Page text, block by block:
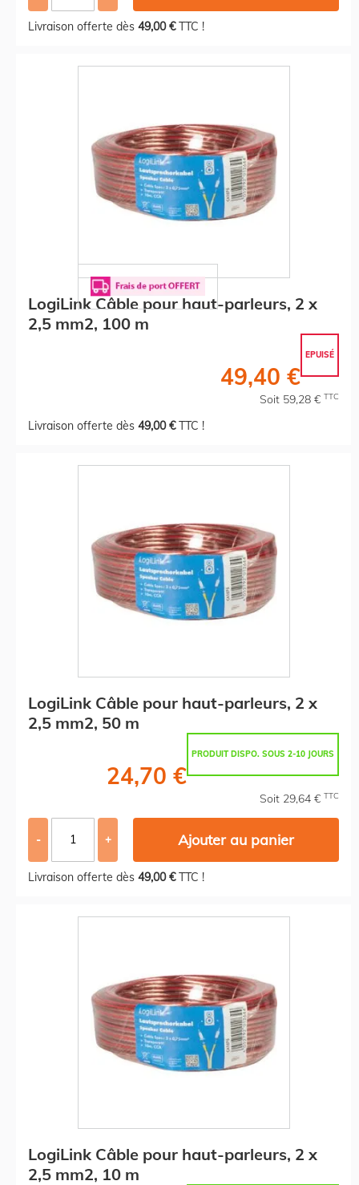
Livraison offerte dès 49,00 €TTC !
LogiLink Câble pour haut-parleurs, 2 x
2,5 mm2, 100 m
EPUISÉ
49,40 €
Soit 59,28 € TTC
Livraison offerte dès 49,00 €TTC !
LogiLink Câble pour haut-parleurs, 2 x
2,5 mm2, 50 m
PRODUIT DISPO. SOUS 2-10 JOURS
24,70 €
Soit 29,64 € TTC
- + Ajouter au panier
Livraison offerte dès 49,00 €TTC !
LogiLink Câble pour haut-parleurs, 2 x
2,5 mm2, 10 m